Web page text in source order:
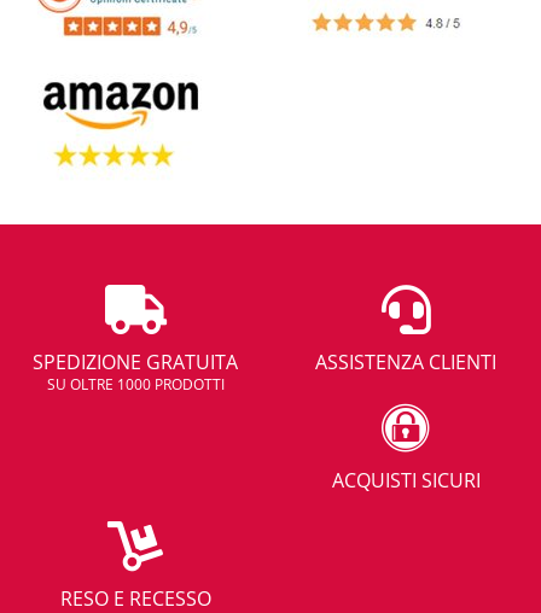
SPEDIZIONE GRATUITA
SU OLTRE 1000 PRODOTTI
ASSISTENZA CLIENTI
ACQUISTI SICURI
RESO E RECESSO